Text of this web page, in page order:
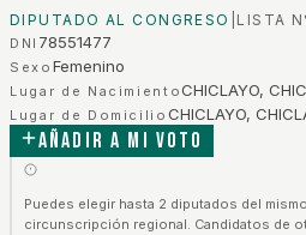
DIPUTADO AL CONGRESO LISTA
DNI 78551477
Sexo Femenino
Lugar de NacimientoCHICLAYO,
Lugar de Domicilio CHICLAYO,
Añadir a mi voto
Puedes elegir hasta 2 diputados del
circunscripción regional. Candidatos de